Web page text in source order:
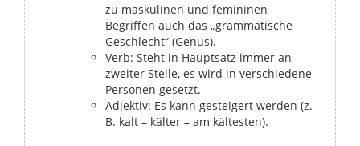
zu maskulinen und femininen
Begriffen auch das „grammatische
Geschlecht“ (Genus).
Verb: Steht in Hauptsatz immer an
zweiter Stelle, es wird in verschiedene
Personen gesetzt.
Adjektiv: Es kann gesteigert werden (z.
B. kalt – kälter – am kältesten).